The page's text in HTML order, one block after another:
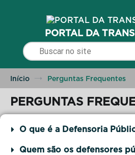
PORTAL DA
Início Perguntas Frequentes
PERGUNTAS
O que é a Defensoria
Quem são os defensores